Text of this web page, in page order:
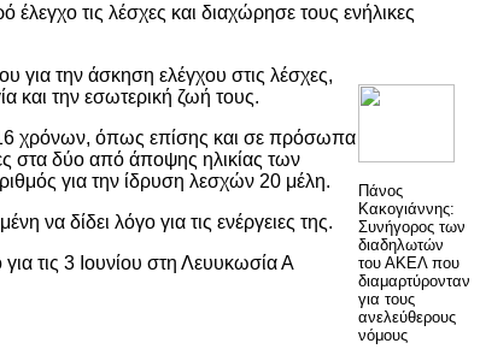
τις λέσχες και διαχώρησε τους ενήλικες
Πάνος
Κακογιάννης:
Συνήγορος των
διαδηλωτών
του ΑΚΕΛ που
διαμαρτύρονταν
για τους
ανελεύθερους
νόμους
για την άσκηση ελέγχου στις λέσχες,
και την εσωτερική ζωή τους.
χρόνων, όπως επίσης και σε πρόσωπα
στα δύο από άποψης ηλικίας των
για την ίδρυση λεσχών 20 μέλη.
να δίδει λόγο για τις ενέργειες της.
τις 3 Ιουνίου στη Λευυκωσία Α